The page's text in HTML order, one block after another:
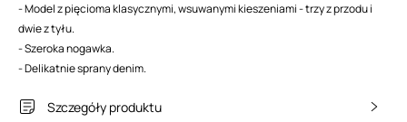
- Model z pięcioma klasycznymi, wsuwanymi kieszeniami - trzy z przodu i
dwie z tyłu.
- Szeroka nogawka.
- Delikatnie sprany denim.
Szczegóły produktu